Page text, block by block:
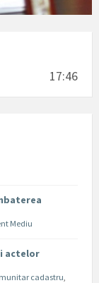
17:46
Mediu
actelor
cadastru,